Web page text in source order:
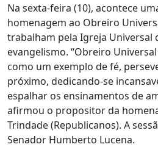
Na sexta-feira (10), acontece
homenagem ao Obreiro
trabalham pela Igreja Universal
evangelismo. “Obreiro
como um exemplo de fé,
próximo, dedicando-se
espalhar os ensinamentos de
afirmou o propositor da
Trindade (Republicanos). A
Senador Humberto Lucena.